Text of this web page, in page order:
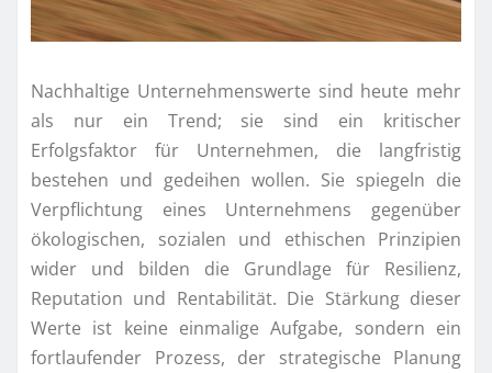
Nachhaltige Unternehmenswerte sind heute mehr
als nur ein Trend; sie sind ein kritischer
Erfolgsfaktor für Unternehmen, die langfristig
bestehen und gedeihen wollen. Sie spiegeln die
Verpflichtung eines Unternehmens gegenüber
ökologischen, sozialen und ethischen Prinzipien
wider und bilden die Grundlage für Resilienz,
Reputation und Rentabilität. Die Stärkung dieser
Werte ist keine einmalige Aufgabe, sondern ein
fortlaufender Prozess, der strategische Planung